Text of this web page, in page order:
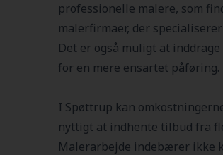
professionelle malere, som
malerfirmaer, der
Det er også muligt at
for en mere ensartet påføring.
I Spøttrup kan
nyttigt at indhente tilbud fra
Malerarbejde indebærer ikke